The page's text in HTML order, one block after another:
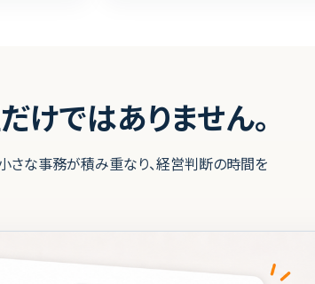
けではありません。
さな事務が積み重なり、経営判断の時間を